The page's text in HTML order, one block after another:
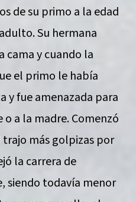
de su primo a la edad
Su hermana
cama y cuando la
el primo le había
y fue amenazada para
a la madre. Comenzó
más golpizas por
la carrera de
siendo todavía menor